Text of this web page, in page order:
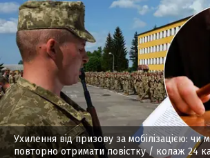
Ухилення від призову за мобілізацією:
повторно отримати повістку/ колаж 24